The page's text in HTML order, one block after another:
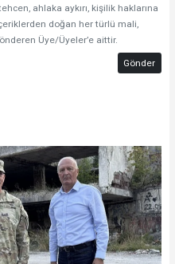
ahlaka aykırı, kişilik haklarına
doğan her türlü mali,
Üye/Üyeler’e aittir.
Gönder